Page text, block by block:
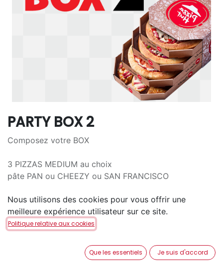
PARTY BOX 2
Composez votre BOX
3 PIZZAS MEDIUM au choix
pâte PAN ou CHEEZY ou SAN FRANCISCO
5 CHICKEN WINGS CURRY
6 PAINS À L'AIL au choix (2 par variété)
Nous utilisons des cookies pour vous offrir une
meilleure expérience utilisateur sur ce site.
Politique relative aux cookies
Que les essentiels Je suis d'accord